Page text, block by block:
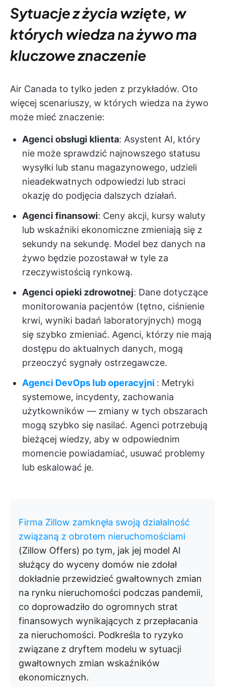
Sytuacje z życia wzięte, w
których wiedza na żywo ma
kluczowe znaczenie
Air Canada to tylko jeden z przykładów. Oto
więcej scenariuszy, w których wiedza na żywo
może mieć znaczenie:
Agenci obsługi klienta: Asystent AI, który
nie może sprawdzić najnowszego statusu
wysyłki lub stanu magazynowego, udzieli
nieadekwatnych odpowiedzi lub straci
okazję do podjęcia dalszych działań.
Agenci finansowi: Ceny akcji, kursy waluty
lub wskaźniki ekonomiczne zmieniają się z
sekundy na sekundę. Model bez danych na
żywo będzie pozostawał w tyle za
rzeczywistością rynkową.
Agenci opieki zdrowotnej: Dane dotyczące
monitorowania pacjentów (tętno, ciśnienie
krwi, wyniki badań laboratoryjnych) mogą
się szybko zmieniać. Agenci, którzy nie mają
dostępu do aktualnych danych, mogą
przeoczyć sygnały ostrzegawcze.
Agenci DevOps lub operacyjni : Metryki
systemowe, incydenty, zachowania
użytkowników — zmiany w tych obszarach
mogą szybko się nasilać. Agenci potrzebują
bieżącej wiedzy, aby w odpowiednim
momencie powiadamiać, usuwać problemy
lub eskalować je.
Firma Zillow zamknęła swoją działalność
związaną z obrotem nieruchomościami
(Zillow Offers) po tym, jak jej model AI
służący do wyceny domów nie zdołał
dokładnie przewidzieć gwałtownych zmian
na rynku nieruchomości podczas pandemii,
co doprowadziło do ogromnych strat
finansowych wynikających z przepłacania
za nieruchomości. Podkreśla to ryzyko
związane z dryftem modelu w sytuacji
gwałtownych zmian wskaźników
ekonomicznych.